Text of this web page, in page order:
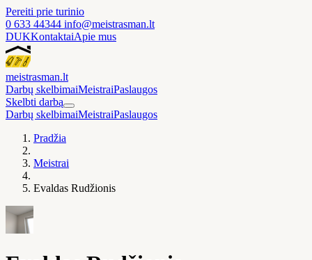
Pereiti prie turinio
0 633 44344 info@meistrasman.lt
DUKKontaktaiApie mus
meistrasman.lt
Darbų skelbimaiMeistraiPaslaugos
Skelbti darbą
Darbų skelbimaiMeistraiPaslaugos
Pradžia
Meistrai
Evaldas Rudžionis